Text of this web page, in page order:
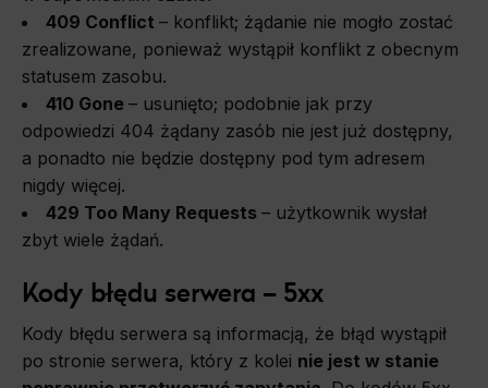
409 Conflict – konflikt; żądanie nie mogło zostać
zrealizowane, ponieważ wystąpił konflikt z obecnym
statusem zasobu.
410 Gone – usunięto; podobnie jak przy
odpowiedzi 404 żądany zasób nie jest już dostępny,
a ponadto nie będzie dostępny pod tym adresem
nigdy więcej.
429 Too Many Requests – użytkownik wysłał
zbyt wiele żądań.
Kody błędu serwera – 5xx
Kody błędu serwera są informacją, że błąd wystąpił
po stronie serwera, który z kolei nie jest w stanie